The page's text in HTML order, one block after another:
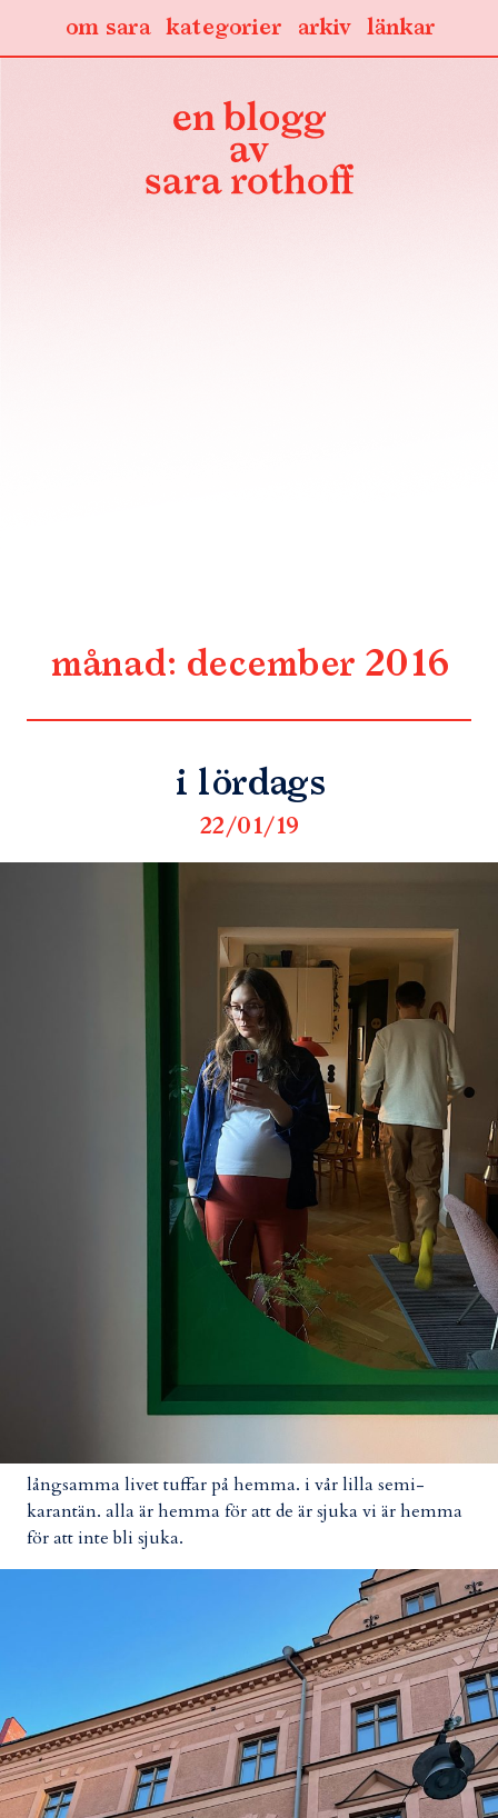
länkar
arkiv
kategorier
om sara
månad: december 2016
i lördags
22/01/19
långsamma livet tuffar på hemma. i vår lilla semi-
karantän. alla är hemma för att de är sjuka vi är hemma
för att inte bli sjuka.